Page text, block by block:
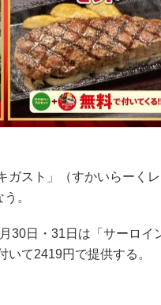
スト」（すかいらーくレ
。
30日・31日は「サーロイ
て2419円で提供する。